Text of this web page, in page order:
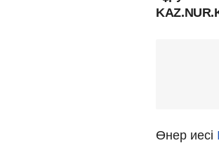
Өнер иесі